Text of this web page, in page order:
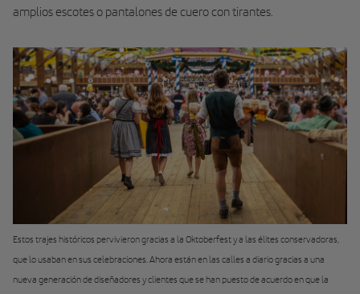
amplios escotes o pantalones de cuero con tirantes.
Estos trajes históricos pervivieron gracias a la Oktoberfest y a las élites conservadoras,
que lo usaban en sus celebraciones. Ahora están en las calles a diario gracias a una
nueva generación de diseñadores y clientes que se han puesto de acuerdo en que la